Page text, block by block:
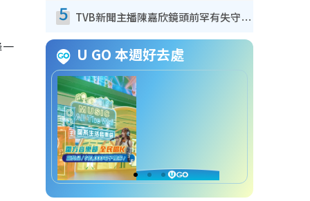
5 TVB新聞主播陳嘉欣鏡頭前罕有失守！遭林超英一句說話突襲嚇親當場大笑
U GO 本週好去處